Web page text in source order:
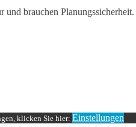
und brauchen Planungssicherheit.
klicken Sie hier: Einstellungen